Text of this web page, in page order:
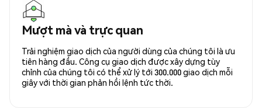
Mượt mà và trực quan
Trải nghiệm giao dịch của người dùng của chúng tôi là ưu
tiên hàng đầu. Công cụ giao dịch được xây dựng tùy
chỉnh của chúng tôi có thể xử lý tới 300.000 giao dịch mỗi
giây với thời gian phản hồi lệnh tức thời.